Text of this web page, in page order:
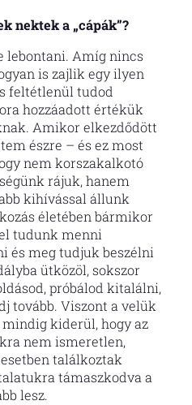
nektek a „cápák”?
lebontani. Amíg nincs
is zajlik egy ilyen
feltétlenül tudod
hozzáadott értékük
Amikor elkezdődött
észre – és ez most
nem korszakalkotó
rájuk, hanem
kihívással állunk
életében bármikor
tudunk menni
és meg tudjuk beszélni
ütközöl, sokszor
próbálod kitalálni,
tovább. Viszont a velük
kiderül, hogy az
nem ismeretlen,
találkoztak
támaszkodva a
lesz.